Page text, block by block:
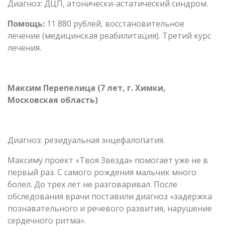
Диагноз: ДЦП, атонически-астатический синдром.
Помощь: 11 880 рублей, восстановительное
лечение (медицинская реабилитация). Третий курс
лечения.
Максим Перепелица (7 лет, г. Химки,
Московская область)
Диагноз: резидуальная энцефалопатия.
Максиму проект «Твоя Звезда» помогает уже не в
первый раз. С самого рождения мальчик много
болел. До трех лет не разговаривал. После
обследования врачи поставили диагноз «задержка
познавательного и речевого развития, нарушение
сердечного ритма».